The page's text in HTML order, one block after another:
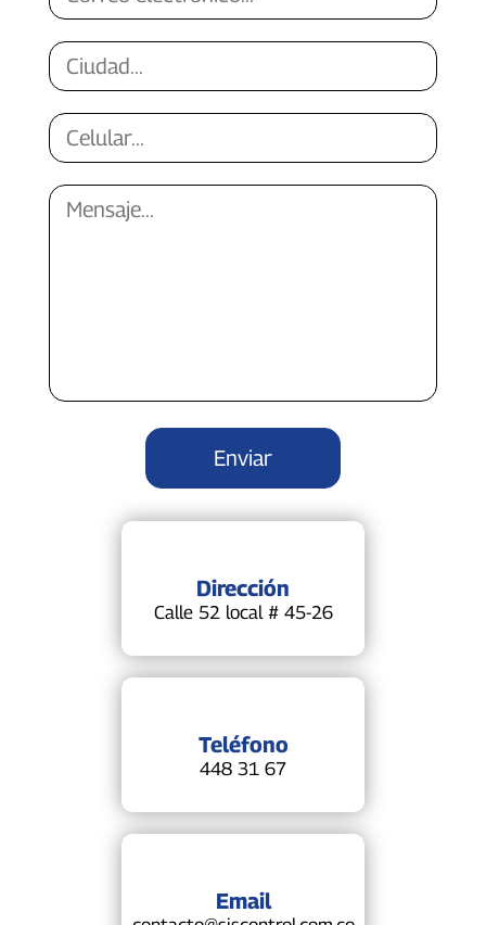
Dirección
Calle 52 local # 45-26
Teléfono
448 31 67
Email